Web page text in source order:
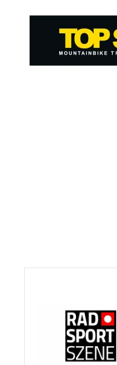
Skip to main content